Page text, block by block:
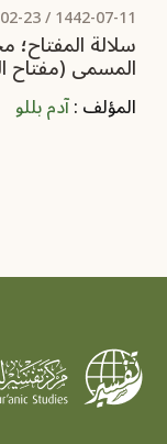
1442-07-11 /
23
سلالة المفتاح؛
المسمى (مفتاح
المؤلف :آدم بللو